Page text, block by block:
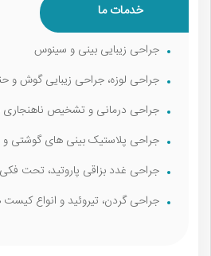
خدمات ما
جراحی زیبایی بینی و سینوس
جراحی لوزه، جراحی زیبایی گوش و
جراحی درمانی و تشخیص
جراحی پلاستیک بینی‌ های گوشتی و
جراحی غدد بزاقی پاروتید، تحت فکی
جراحی گردن، تیروئید و انواع کیست‌